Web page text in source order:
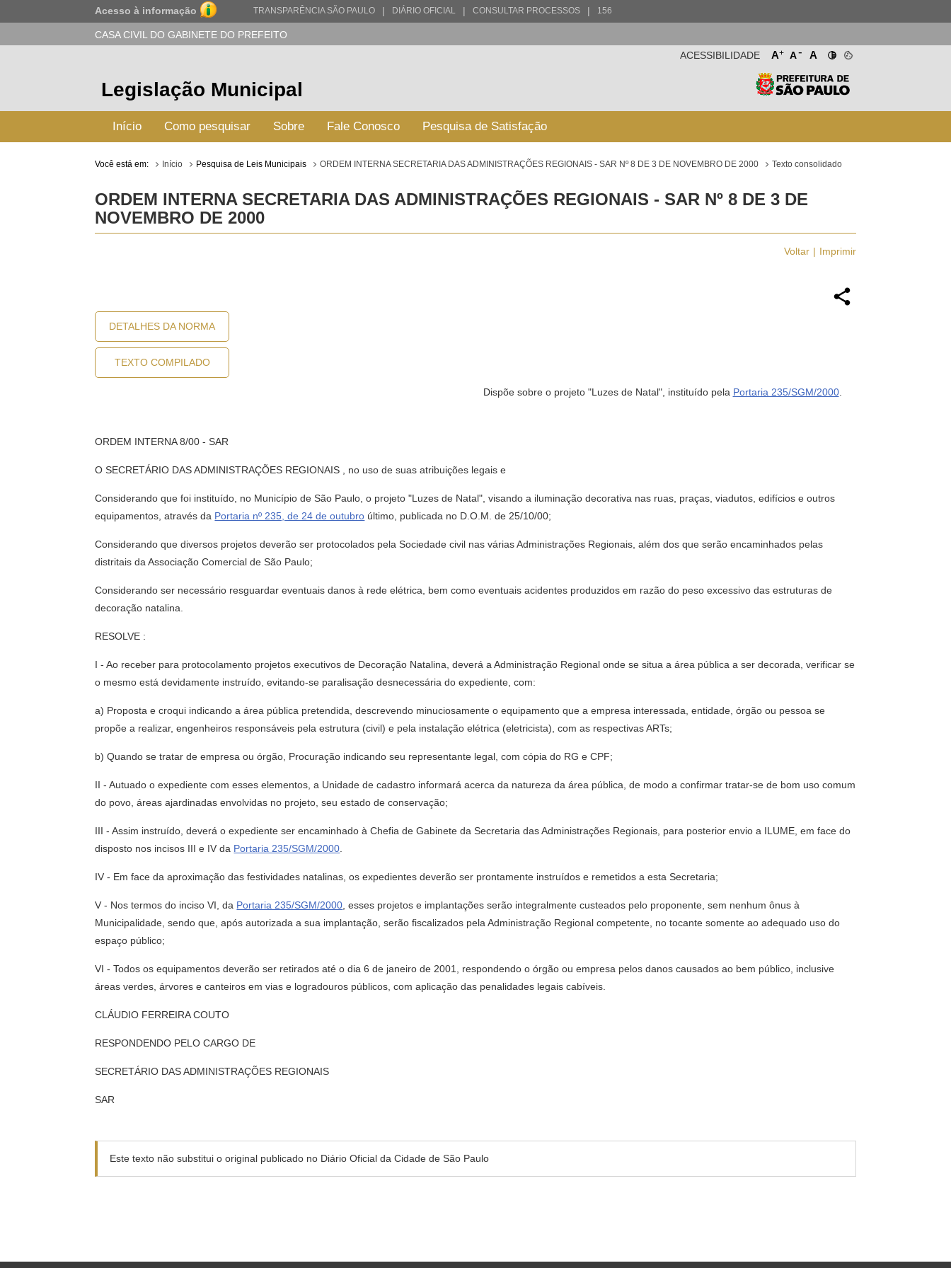
Acesso à informação TRANSPARÊNCIA SÃO PAULO | DIÁRIO OFICIAL | CONSULTAR PROCESSOS | 156
CASA CIVIL DO GABINETE DO PREFEITO
A+ A- A
ACESSIBILIDADE
Legislação Municipal
Início Como pesquisar Sobre Fale Conosco Pesquisa de Satisfação
Você está em: Início Pesquisa de Leis Municipais ORDEM INTERNA SECRETARIA DAS ADMINISTRAÇÕES REGIONAIS - SAR Nº 8 DE 3 DE NOVEMBRO DE 2000 Texto consolidado
ORDEM INTERNA SECRETARIA DAS ADMINISTRAÇÕES REGIONAIS - SAR Nº 8 DE 3 DE
NOVEMBRO DE 2000
Voltar Imprimir
DETALHES DA NORMA
TEXTO COMPILADO
Dispõe sobre o projeto "Luzes de Natal", instituído pela Portaria 235/SGM/2000.
ORDEM INTERNA 8/00 - SAR
O SECRETÁRIO DAS ADMINISTRAÇÕES REGIONAIS , no uso de suas atribuições legais e
Considerando que foi instituído, no Município de São Paulo, o projeto "Luzes de Natal", visando a iluminação decorativa nas ruas, praças, viadutos, edifícios e outros
equipamentos, através da Portaria nº 235, de 24 de outubro último, publicada no D.O.M. de 25/10/00;
Considerando que diversos projetos deverão ser protocolados pela Sociedade civil nas várias Administrações Regionais, além dos que serão encaminhados pelas
distritais da Associação Comercial de São Paulo;
Considerando ser necessário resguardar eventuais danos à rede elétrica, bem como eventuais acidentes produzidos em razão do peso excessivo das estruturas de
decoração natalina.
RESOLVE :
I - Ao receber para protocolamento projetos executivos de Decoração Natalina, deverá a Administração Regional onde se situa a área pública a ser decorada, verificar se
o mesmo está devidamente instruído, evitando-se paralisação desnecessária do expediente, com:
a) Proposta e croqui indicando a área pública pretendida, descrevendo minuciosamente o equipamento que a empresa interessada, entidade, órgão ou pessoa se
propõe a realizar, engenheiros responsáveis pela estrutura (civil) e pela instalação elétrica (eletricista), com as respectivas ARTs;
b) Quando se tratar de empresa ou órgão, Procuração indicando seu representante legal, com cópia do RG e CPF;
II - Autuado o expediente com esses elementos, a Unidade de cadastro informará acerca da natureza da área pública, de modo a confirmar tratar-se de bom uso comum
do povo, áreas ajardinadas envolvidas no projeto, seu estado de conservação;
III - Assim instruído, deverá o expediente ser encaminhado à Chefia de Gabinete da Secretaria das Administrações Regionais, para posterior envio a ILUME, em face do
disposto nos incisos III e IV da Portaria 235/SGM/2000
IV - Em face da aproximação das festividades natalinas, os expedientes deverão ser prontamente instruídos e remetidos a esta Secretaria;
V - Nos termos do inciso VI, da Portaria 235/SGM/2000 , esses projetos e implantações serão integralmente custeados pelo proponente, sem nenhum ônus à
Municipalidade, sendo que, após autorizada a sua implantação, serão fiscalizados pela Administração Regional competente, no tocante somente ao adequado uso do
espaço público;
VI - Todos os equipamentos deverão ser retirados até o dia 6 de janeiro de 2001, respondendo o órgão ou empresa pelos danos causados ao bem público, inclusive
áreas verdes, árvores e canteiros em vias e logradouros públicos, com aplicação das penalidades legais cabíveis.
CLÁUDIO FERREIRA COUTO
RESPONDENDO PELO CARGO DE
SECRETÁRIO DAS ADMINISTRAÇÕES REGIONAIS
SAR
Este texto não substitui o original publicado no Diário Oficial da Cidade de São Paulo